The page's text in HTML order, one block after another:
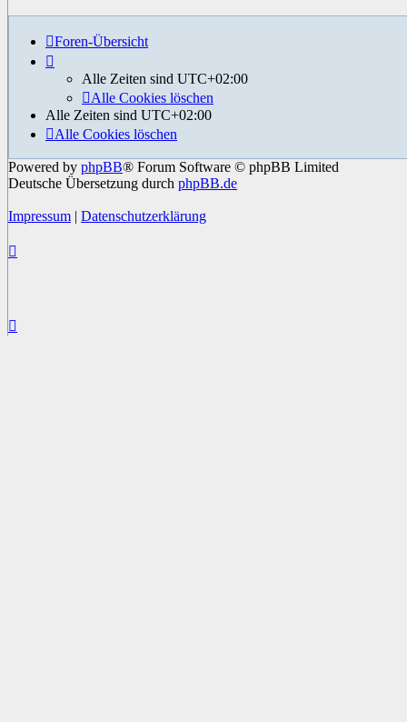
Foren-Übersicht
Alle Zeiten sind UTC+02:00
Alle Cookies löschen
Alle Zeiten sind UTC+02:00
Alle Cookies löschen
Powered by phpBB® Forum Software © phpBB Limited
Deutsche Übersetzung durch phpBB.de
Impressum | Datenschutzerklärung